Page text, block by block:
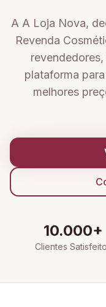
A A Loja Nova,
Revenda
plataforma
melhores
10.000+
Clientes